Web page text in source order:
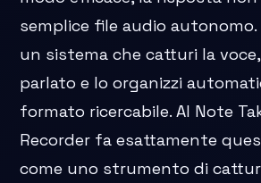
semplice file audio autonomo.
un sistema che catturi la
parlato e lo organizzi
formato ricercabile. AI Note
Recorder fa esattamente
come uno strumento di